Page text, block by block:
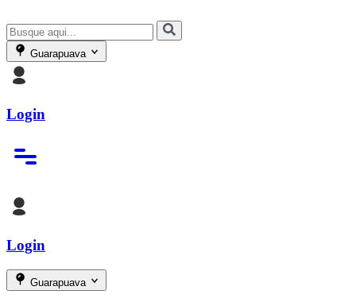
Guarapuava
Login
Login
Guarapuava